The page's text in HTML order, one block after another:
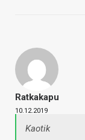
Ratkakapu
10.12.2019
Kaotik